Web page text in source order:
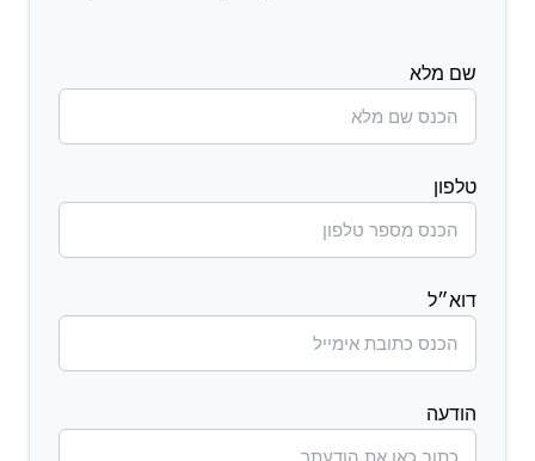
שם מלא
טלפון
דוא״ל
הודעה